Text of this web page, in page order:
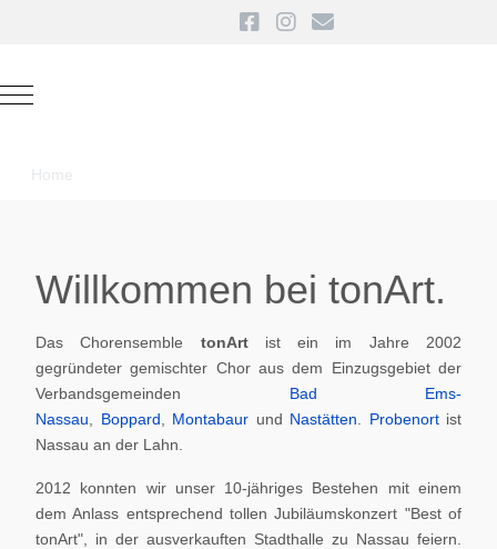
Mobile Menu Toggle
Home
Willkommen bei tonArt.
Das Chorensemble tonArt ist ein im Jahre 2002
gegründeter gemischter Chor aus dem Einzugsgebiet der
Verbandsgemeinden Bad Ems-
Nassau
Boppard Montabaur und Nastätten Probenortist
Nassau an der Lahn.
2012 konnten wir unser 10-jähriges Bestehen mit einem
dem Anlass entsprechend tollen Jubiläumskonzert "Best of
tonArt", in der ausverkauften Stadthalle zu Nassau feiern.